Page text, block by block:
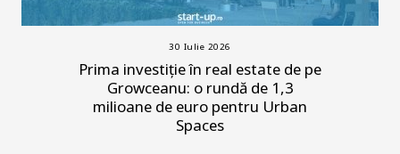
30 Iulie 2026
Prima investiție în real estate de pe
Growceanu: o rundă de 1,3
milioane de euro pentru Urban
Spaces